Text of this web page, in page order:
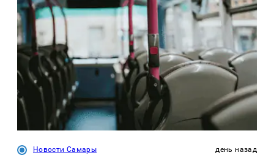
Новости Самары день назад